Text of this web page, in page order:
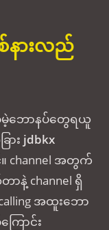
နားလည်
ခမဲ့ဘောနပ်တွေရယူ
ား jdbkx
။ channel အတွက်
နဲ့ channel ရှိ
calling အထူးဘော
ြောင်း